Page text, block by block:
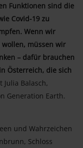
Funktionen sind die
Covid-19 zu
Wenn wir
müssen wir
– dafür brauchen
Österreich, die sich
Julia Balasch,
Generation Earth.
und Wahrzeichen
Schloss